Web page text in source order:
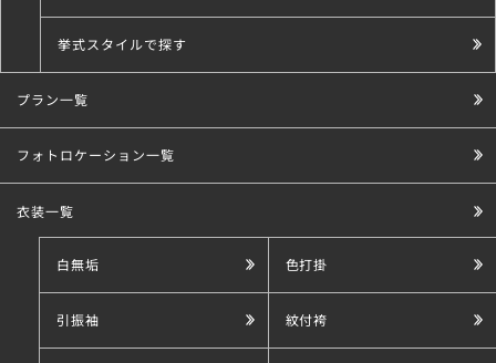
挙式スタイルで探す
こだわり条件で探す
プラン一覧
フォトロケーション一覧
衣装一覧
白無垢 色打掛
引振袖 紋付袴